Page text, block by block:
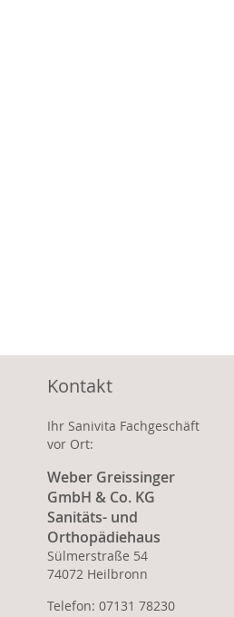
Kontakt
Ihr Sanivita Fachgeschäft
vor Ort:
Weber Greissinger
GmbH & Co. KG
Sanitäts- und
Orthopädiehaus
Sülmerstraße 54
74072 Heilbronn
Telefon: 07131 78230